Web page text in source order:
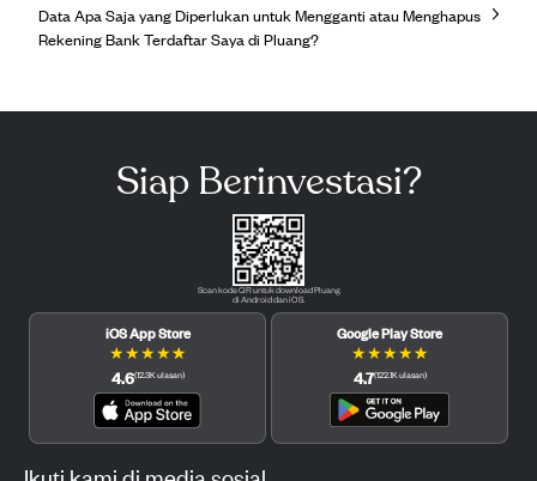
Data Apa Saja yang Diperlukan untuk Mengganti atau Menghapus
Rekening Bank Terdaftar Saya di Pluang?
Siap Berinvestasi?
Scan kode QR untuk download Pluang
di Android dan iOS.
iOS App Store
★★★★★
4.6(12.3Kulasan)
Google Play Store
★★★★★
4.7(122.1Kulasan)